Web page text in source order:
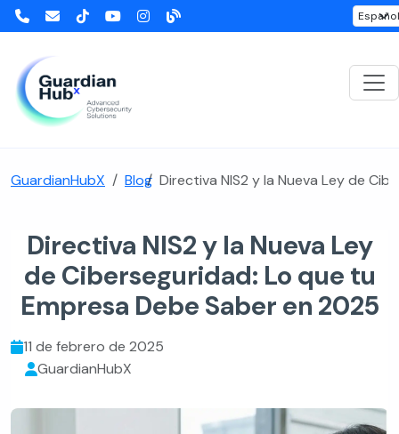
GuardianHubX Blog Directiva NIS2 y la Nueva Ley de
Directiva NIS2 y la Nueva Ley
de Ciberseguridad: Lo que tu
Empresa Debe Saber en 2025
11 de febrero de 2025
GuardianHubX